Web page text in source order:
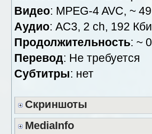
Видео: MPEG-4 AVC, ~
Аудио: AC3, 2 ch, 192
Продолжительность: ~
Перевод: Не требуется
Субтитры: нет
Скриншоты
MediaInfo